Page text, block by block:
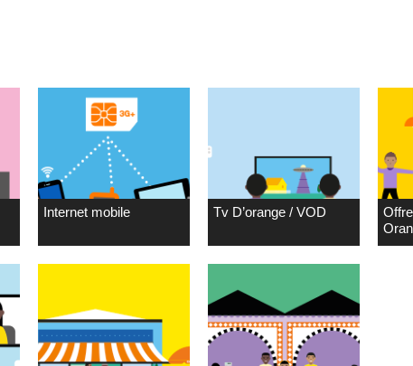
Internet mobile Tv D’orange / VOD